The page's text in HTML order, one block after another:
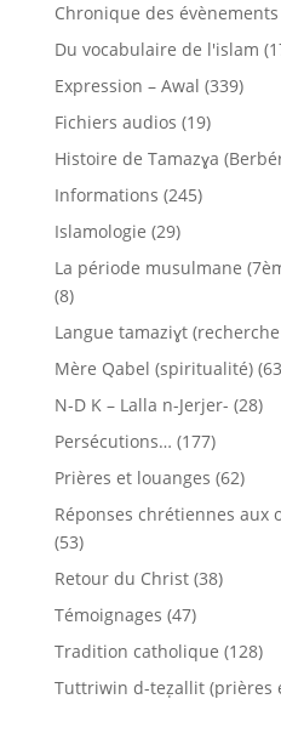
Chronique des
Du vocabulaire de l'islam
Expression – Awal (339)
Fichiers audios (19)
Histoire de Tamazɣa
Informations (245)
Islamologie (29)
La période musulmane
(8)
Langue tamaziɣt
Mère Qabel (spiritualité)
N-D K – Lalla n-Jerjer- (28)
Persécutions… (177)
Prières et louanges (62)
Réponses chrétiennes aux
(53)
Retour du Christ(38)
Témoignages (47)
Tradition catholique (128)
Tuttriwin d-teẓallit (prières